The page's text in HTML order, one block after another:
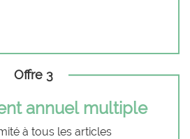
Offre 3
annuel multiple
à tous les articles